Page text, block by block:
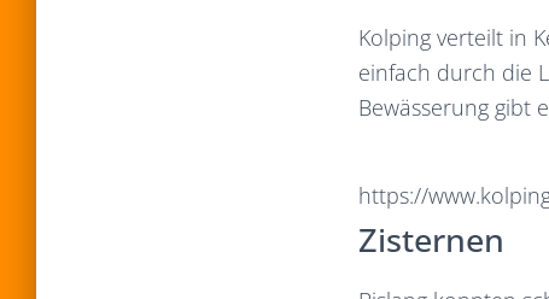
Kolping verteilt in
einfach durch die
Bewässerung gibt
https://
Zisternen